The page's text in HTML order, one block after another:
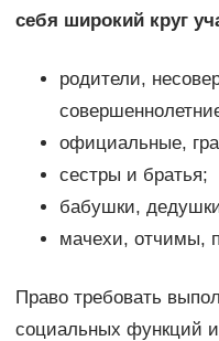
себя широкий круг
родители,
официальные,
сестры и братья;
бабушки,
мачехи, отчимы,
Право требовать
социальных функций